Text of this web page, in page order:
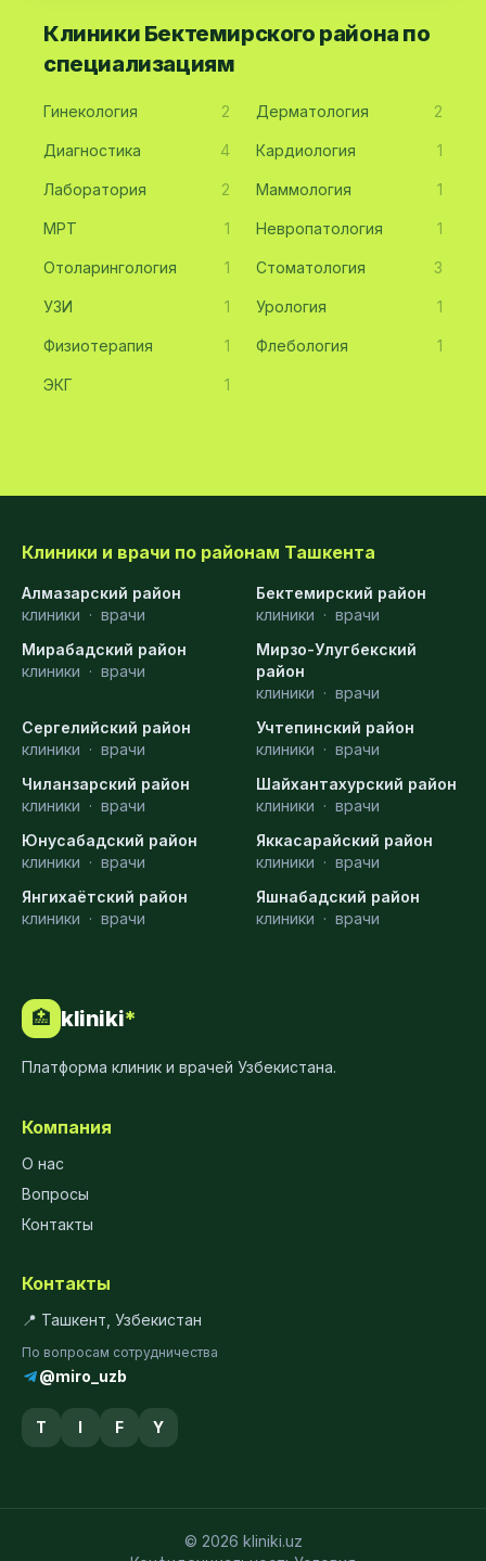
Клиники Бектемирского района по
специализациям
Гинекология 2 Дерматология 2
Диагностика 4 Кардиология 1
Лаборатория 2 Маммология 1
МРТ 1 Невропатология 1
Отоларингология 1 Стоматология 3
УЗИ 1 Урология 1
Физиотерапия 1 Флебология 1
ЭКГ 1
Клиники и врачи по районам Ташкента
Алмазарский район
клиники · врачи
Бектемирский район
клиники · врачи
Мирабадский район
клиники · врачи
Мирзо-Улугбекский
район
клиники · врачи
Сергелийский район
клиники · врачи
Учтепинский район
клиники · врачи
Чиланзарский район
клиники · врачи
Шайхантахурский район
клиники · врачи
Юнусабадский район
клиники · врачи
Яккасарайский район
клиники · врачи
Янгихаётский район
клиники · врачи
Яшнабадский район
клиники · врачи
🏥 kliniki*
Платформа клиник и врачей Узбекистана.
Компания
О нас
Вопросы
Контакты
Контакты
📍 Ташкент, Узбекистан
По вопросам сотрудничества
@miro_uzb
T I F Y
© 2026 kliniki.uz